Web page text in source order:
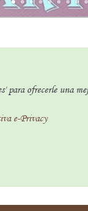
para ofrecerle una
e-Privacy